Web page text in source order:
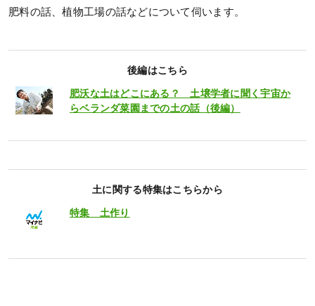
肥料の話、植物工場の話などについて伺います。
後編はこちら
肥沃な土はどこにある？ 土壌学者に聞く宇宙か
らベランダ菜園までの土の話（後編）
土に関する特集はこちらから
特集 土作り